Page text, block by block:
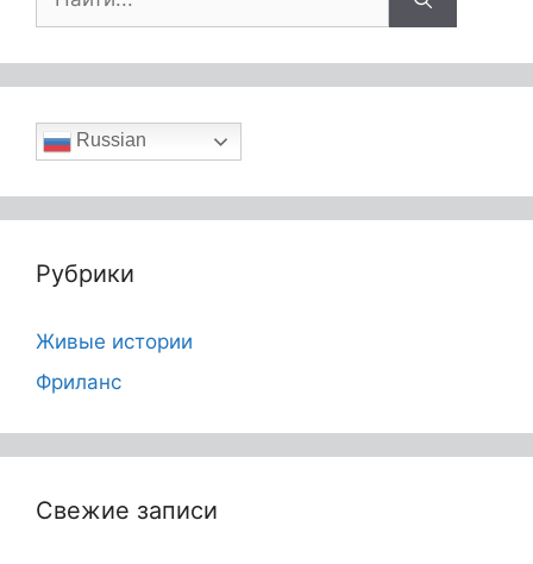
Russian
Рубрики
Живые истории
Фриланс
Свежие записи